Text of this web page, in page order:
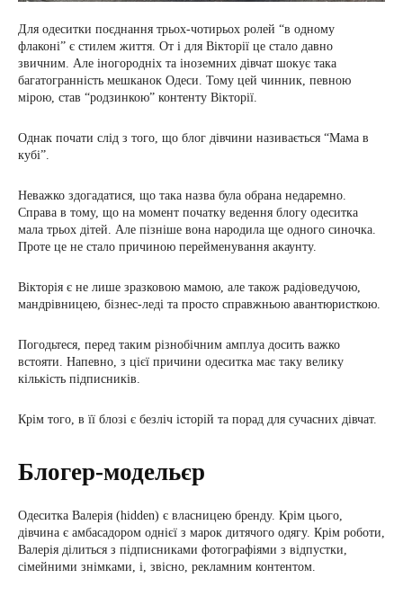
Для одеситки поєднання трьох-чотирьох ролей “в одному
флаконі” є стилем життя. От і для Вікторії це стало давно
звичним. Але іногородніх та іноземних дівчат шокує така
багатогранність мешканок Одеси. Тому цей чинник, певною
мірою, став “родзинкою” контенту Вікторії.
Однак почати слід з того, що блог дівчини називається “Мама в
кубі”.
Неважко здогадатися, що така назва була обрана недаремно.
Справа в тому, що на момент початку ведення блогу одеситка
мала трьох дітей. Але пізніше вона народила ще одного синочка.
Проте це не стало причиною перейменування акаунту.
Вікторія є не лише зразковою мамою, але також радіоведучою,
мандрівницею, бізнес-леді та просто справжньою авантюристкою.
Погодьтеся, перед таким різнобічним амплуа досить важко
встояти. Напевно, з цієї причини одеситка має таку велику
кількість підписників.
Крім того, в її блозі є безліч історій та порад для сучасних дівчат.
Блогер-модельєр
Одеситка Валерія (hidden) є власницею бренду. Крім цього,
дівчина є амбасадором однієї з марок дитячого одягу. Крім роботи,
Валерія ділиться з підписниками фотографіями з відпустки,
сімейними знімками, і, звісно, ​​рекламним контентом.